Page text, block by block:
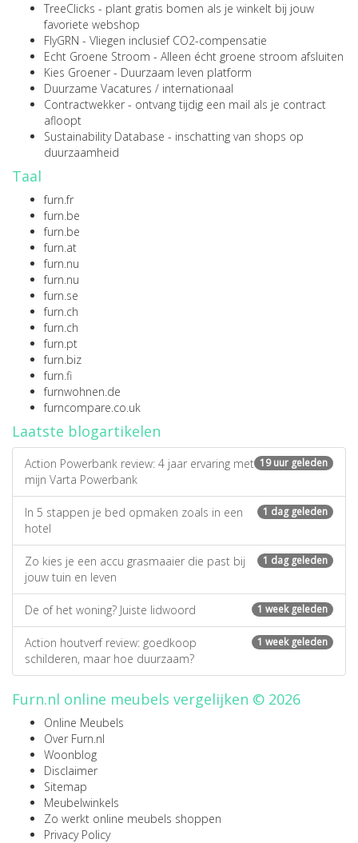
TreeClicks - plant gratis bomen als je winkelt bij jouw
favoriete webshop
FlyGRN - Vliegen inclusief CO2-compensatie
Echt Groene Stroom - Alleen écht groene stroom afsluiten
Kies Groener - Duurzaam leven platform
Duurzame Vacatures / internationaal
Contractwekker - ontvang tijdig een mail als je contract
afloopt
Sustainability Database - inschatting van shops op
duurzaamheid
Taal
furn.fr
furn.be
furn.be
furn.at
furn.nu
furn.nu
furn.se
furn.ch
furn.ch
furn.pt
furn.biz
furn.fi
furnwohnen.de
furncompare.co.uk
Laatste blogartikelen
19 uur geleden
Action Powerbank review: 4 jaar ervaring met
mijn Varta Powerbank
1 dag geleden
In 5 stappen je bed opmaken zoals in een
hotel
1 dag geleden
Zo kies je een accu grasmaaier die past bij
jouw tuin en leven
1 week geleden
De of het woning? Juiste lidwoord
1 week geleden
Action houtverf review: goedkoop
schilderen, maar hoe duurzaam?
Furn.nl online meubels vergelijken © 2026
Online Meubels
Over Furn.nl
Woonblog
Disclaimer
Sitemap
Meubelwinkels
Zo werkt online meubels shoppen
Privacy Policy